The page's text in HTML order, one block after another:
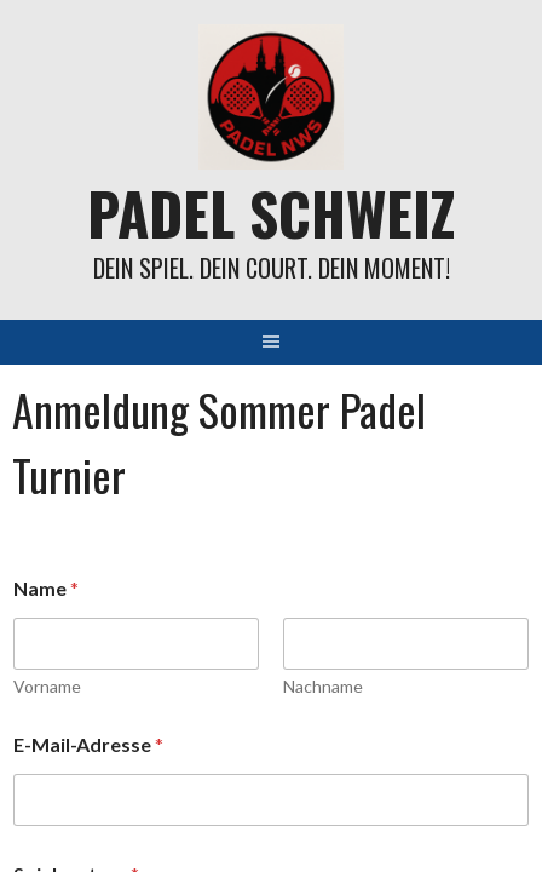
PADEL SCHWEIZ
DEIN SPIEL. DEIN COURT. DEIN MOMENT!
Anmeldung Sommer Padel
Turnier
Name*
Vorname Nachname
E-Mail-Adresse*